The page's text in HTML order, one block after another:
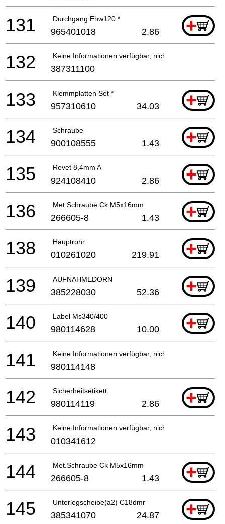
Durchgang Ehw120 * +
131 965401018 2.86
Keine Informationen verfügbar, nicht bestellbar
132 387311100
Klemmplatten Set * +
133 957310610 34.03
Schraube +
134 900108555 1.43
Revet 8,4mm A +
135 924108410 2.86
Met.Schraube Ck M5x16mm +
136 266605-8 1.43
Hauptrohr +
138 010261020 219.91
AUFNAHMEDORN +
139 385228030 52.36
Label Ms340/400 +
140 980114628 10.00
Keine Informationen verfügbar, nicht bestellbar
141 980114148
Sicherheitsetikett +
142 980114119 2.86
Keine Informationen verfügbar, nicht bestellbar
143 010341612
Met.Schraube Ck M5x16mm +
144 266605-8 1.43
Unterlegscheibe(a2) C18dmr +
145 385341070 24.87